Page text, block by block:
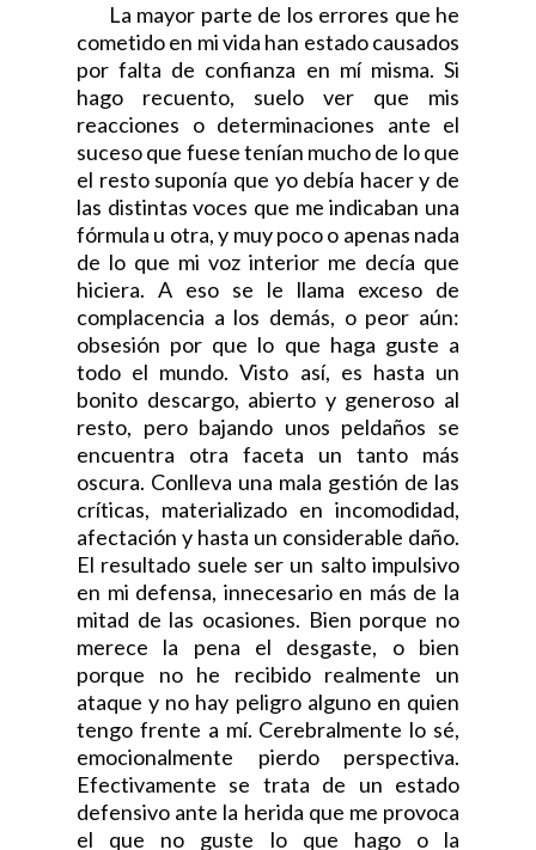
La mayor parte de los errores que he
cometido en mi vida han estado causados
por falta de confianza en mí misma. Si
hago recuento, suelo ver que mis
reacciones o determinaciones ante el
suceso que fuese tenían mucho de lo que
el resto suponía que yo debía hacer y de
las distintas voces que me indicaban una
fórmula u otra, y muy poco o apenas nada
de lo que mi voz interior me decía que
hiciera. A eso se le llama exceso de
complacencia a los demás, o peor aún:
obsesión por que lo que haga guste a
todo el mundo. Visto así, es hasta un
bonito descargo, abierto y generoso al
resto, pero bajando unos peldaños se
encuentra otra faceta un tanto más
oscura. Conlleva una mala gestión de las
críticas, materializado en incomodidad,
afectación y hasta un considerable daño.
El resultado suele ser un salto impulsivo
en mi defensa, innecesario en más de la
mitad de las ocasiones. Bien porque no
merece la pena el desgaste, o bien
porque no he recibido realmente un
ataque y no hay peligro alguno en quien
tengo frente a mí. Cerebralmente lo sé,
emocionalmente pierdo perspectiva.
Efectivamente se trata de un estado
defensivo ante la herida que me provoca
el que no guste lo que hago o la